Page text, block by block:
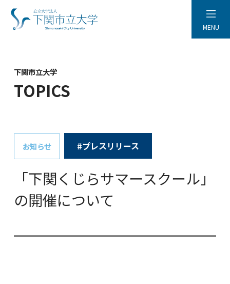
MENU
下関市立大学
TOPICS
お知らせ #プレスリリース
「下関くじらサマースクール」
の開催について